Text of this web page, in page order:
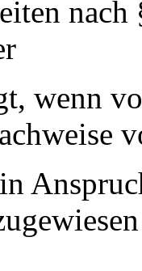
wenn